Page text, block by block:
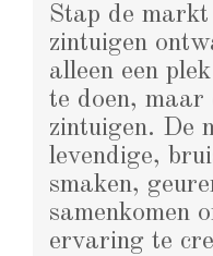
Stap de
zintuigen
alleen een
te doen, maar
zintuigen. De
levendige,
smaken,
samenkomen
ervaring te